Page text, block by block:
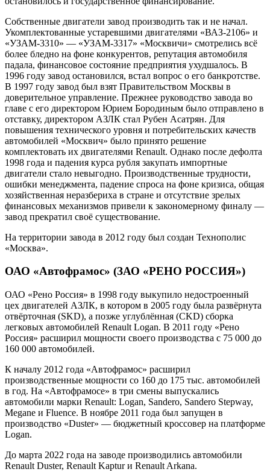
Собственные двигатели завод производить так и не начал.
Укомплектованные устаревшими двигателями «ВАЗ-2106» и
«УЗАМ-3310» — «УЗАМ-3317» «Москвичи» смотрелись всё
более бледно на фоне конкурентов, репутация автомобиля
падала, финансовое состояние предприятия ухудшалось. В
1996 году завод остановился, встал вопрос о его банкротстве.
В 1997 году завод был взят Правительством Москвы в
доверительное управление. Прежнее руководство завода во
главе с его директором Юрием Бородиным было отправлено в
отставку, директором АЗЛК стал Рубен Асатрян. Для
повышения технического уровня и потребительских качеств
автомобилей «Москвич» было принято решение
комплектовать их двигателями Renault. Однако после дефолта
1998 года и падения курса рубля закупать импортные
двигатели стало невыгодно. Производственные трудности,
ошибки менеджмента, падение спроса на фоне кризиса, общая
хозяйственная неразбериха в стране и отсутствие зрелых
финансовых механизмов привели к закономерному финалу —
завод прекратил своё существование.
На территории завода в 2012 году был создан Технополис
«Москва».
ОАО «Автофрамос» (ЗАО «РЕНО РОССИЯ»)
ОАО «Рено Россия» в 1998 году выкупило недостроенный
цех двигателей АЗЛК, в котором в 2005 году была развёрнута
отвёрточная (SKD), а позже углублённая (CKD) сборка
легковых автомобилей Renault Logan. В 2011 году «Рено
Россия» расширил мощности своего производства с 75 000 до
160 000 автомобилей.
К началу 2012 года «Автофрамос» расширил
производственные мощности со 160 до 175 тыс. автомобилей
в год. На «Автофрамосе» в три смены выпускались
автомобили марки Renault: Logan, Sandero, Sandero Stepway,
Megane и Fluence. В ноябре 2011 года был запущен в
производство «Duster» — бюджетный кроссовер на платформе
Logan.
До марта 2022 года на заводе производились автомобили
Renault Duster, Renault Kaptur и Renault Arkana.